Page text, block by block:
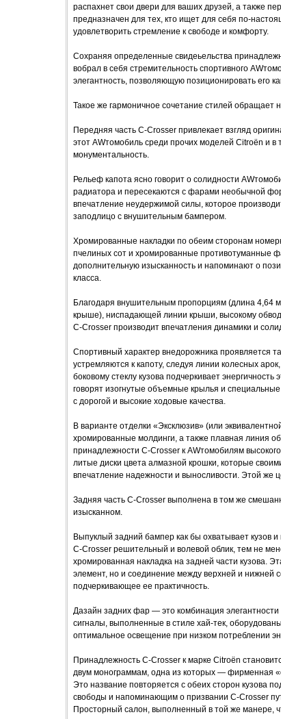
распахнет свои двери для ваших друзей, а также
предназначен для тех, кто ищет для себя по-
удовлетворить стремление к свободе и комфорту.
Сохраняя определенные свидеьельства
вобрал в себя стремительность спортивного
элегантность, позволяющую позиционировать его
Такое же гармоничное сочетание стилей обращает
Передняя часть C-Crosser привлекает взгляд
этот AWтомобиль среди прочих моделей Citroën и
монументальность.
Рельеф капота ясно говорит о солидности
радиатора и пересекаются с фарами необычной
впечатление неудержимой силы, которое
заподлицо с внушительным бампером.
Хромированные накладки по обеим сторонам
пчелиных сот и хромированные противотуманные
дополнительную изысканность и напоминают о
класса.
Благодаря внушительным пропорциям (длина
крыше), ниспадающей линии крыши, высокому
C-Crosser производит впечатления динамики и
Спортивный характер внедорожника проявляется
устремляются к капоту, следуя линии колесных
боковому стеклу кузова подчеркивает
говорят изогнутые объемные крылья и
с дорогой и высокие ходовые качества.
В варианте отделки «Эксклюзив» (или
хромированные молдинги, а также плавная линия
принадлежности C-Crosser к AWтомобилям
литые диски цвета алмазной крошки, которые
впечатление надежности и выносливости. Этой
Задняя часть C-Crosser выполнена в том же
изысканном.
Выпуклый задний бампер как бы охватывает кузов
C-Crosser решительный и волевой облик, тем не
хромированная накладка на задней части кузова.
элемент, но и соединение между верхней и нижней
подчеркивающее ее практичность.
Дазайн задних фар — это комбинация
сигналы, выполненные в стиле хай-тек,
оптимальное освещение при низком потреблении
Принадлежность C-Crosser к марке Citroën
двум монограммам, одна из которых — фирменная
Это название повторяется с обеих сторон кузова
свободы и напоминающим о призвании C-Crosser
Просторный салон, выполненный в той же манере,